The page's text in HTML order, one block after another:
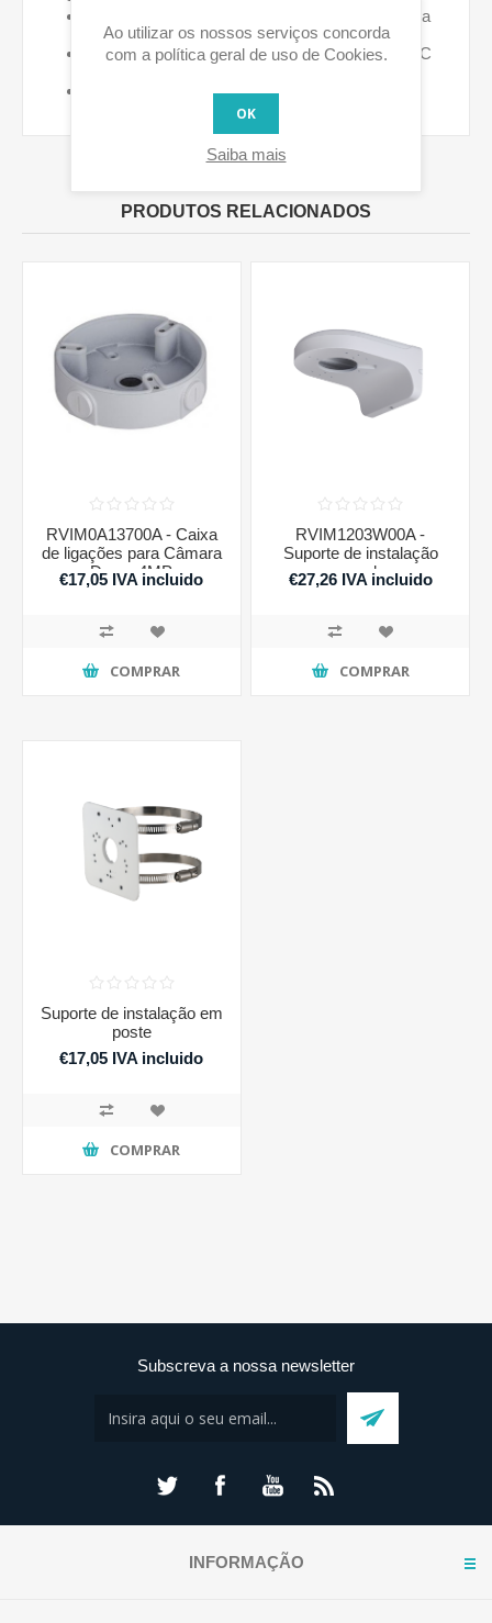
Condições de operação -40◦C a 55◦C (-40◦F a
131◦F) / menos que ≤ 95%
Temperatura de armazenamento -40◦C a 60◦C
Proteção IP67
PRODUTOS RELACIONADOS
RVIM0A13700A - Caixa
de ligações para Câmara
Dome 4MP
€17,05 IVA incluido
COMPRAR
RVIM1203W00A -
Suporte de instalação
parede
€27,26 IVA incluido
COMPRAR
Suporte de instalação em
poste
€17,05 IVA incluido
COMPRAR
Subscreva a nossa newsletter
INFORMAÇÃO
Ao utilizar os nossos serviços concorda
com a política geral de uso de Cookies.
OK
Saiba mais